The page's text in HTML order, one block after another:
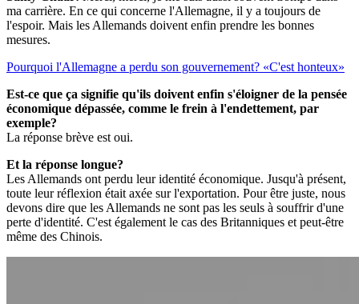
ma carrière. En ce qui concerne l'Allemagne, il y a toujours de
l'espoir. Mais les Allemands doivent enfin prendre les bonnes
mesures.
Pourquoi l'Allemagne a perdu son gouvernement? «C'est honteux»
Est-ce que ça signifie qu'ils doivent enfin s'éloigner de la pensée
économique dépassée, comme le frein à l'endettement, par
exemple?
La réponse brève est oui.
Et la réponse longue?
Les Allemands ont perdu leur identité économique. Jusqu'à présent,
toute leur réflexion était axée sur l'exportation. Pour être juste, nous
devons dire que les Allemands ne sont pas les seuls à souffrir d'une
perte d'identité. C'est également le cas des Britanniques et peut-être
même des Chinois.